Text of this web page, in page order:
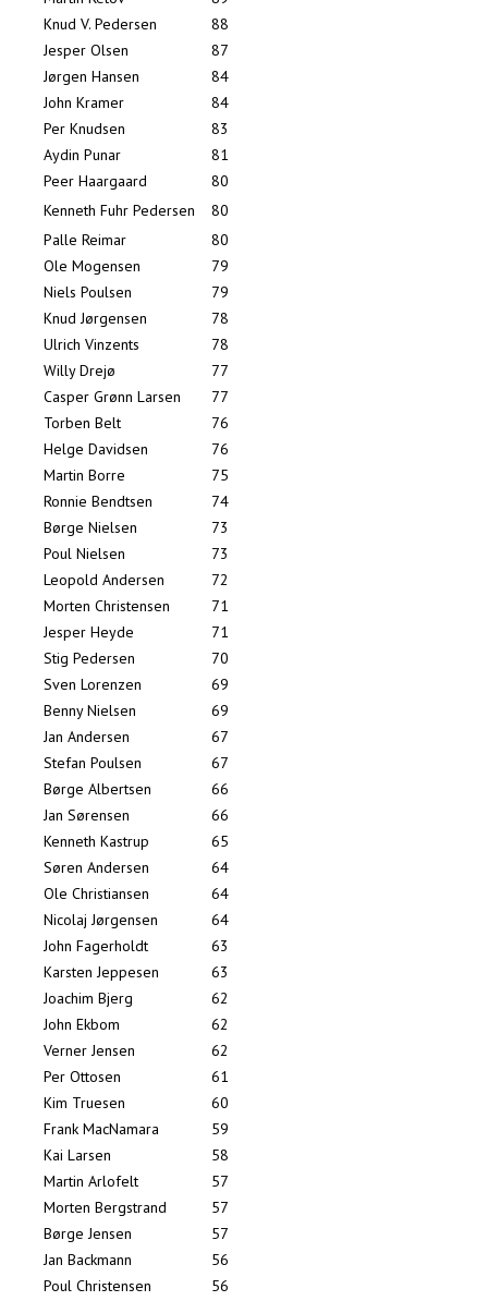
Knud V. Pedersen
88
Jesper Olsen
87
Jørgen Hansen
84
John Kramer
84
Per Knudsen
83
Aydin Punar
81
Peer Haargaard
80
Kenneth Fuhr Pedersen
80
Palle Reimar
80
Ole Mogensen
79
Niels Poulsen
79
Knud Jørgensen
78
Ulrich Vinzents
78
Willy Drejø
77
Casper Grønn Larsen
77
Torben Belt
76
Helge Davidsen
76
Martin Borre
75
Ronnie Bendtsen
74
Børge Nielsen
73
Poul Nielsen
73
Leopold Andersen
72
Morten Christensen
71
Jesper Heyde
71
Stig Pedersen
70
Sven Lorenzen
69
Benny Nielsen
69
Jan Andersen
67
Stefan Poulsen
67
Børge Albertsen
66
Jan Sørensen
66
Kenneth Kastrup
65
Søren Andersen
64
Ole Christiansen
64
Nicolaj Jørgensen
64
John Fagerholdt
63
Karsten Jeppesen
63
Joachim Bjerg
62
John Ekbom
62
Verner Jensen
62
Per Ottosen
61
Kim Truesen
60
Frank MacNamara
59
Kai Larsen
58
Martin Arlofelt
57
Morten Bergstrand
57
Børge Jensen
57
Jan Backmann
56
Poul Christensen
56